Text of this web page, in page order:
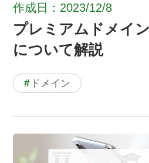
作成日：2023/12/8
プレミアムドメイ
について解説
# ドメイン